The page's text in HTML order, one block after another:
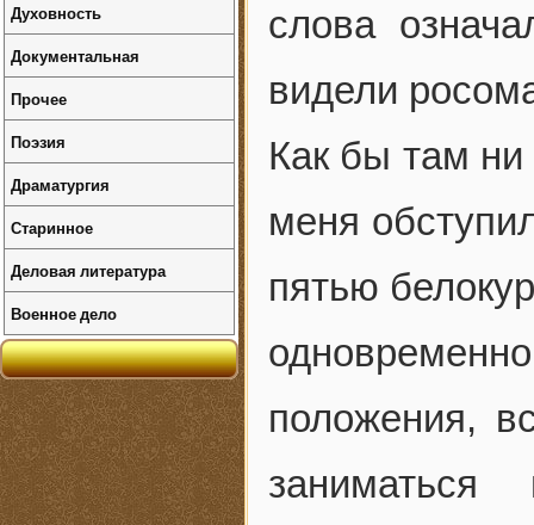
слова
видели
Как бы там
меня
пятью
положения,
Духовность
Документальная
Прочее
Поэзия
Драматургия
Старинное
Деловая литература
Военное дело